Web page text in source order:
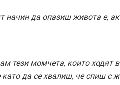
начин да опазиш живота е,
тези момчета, които ходят
да се хвалиш, че спиш с